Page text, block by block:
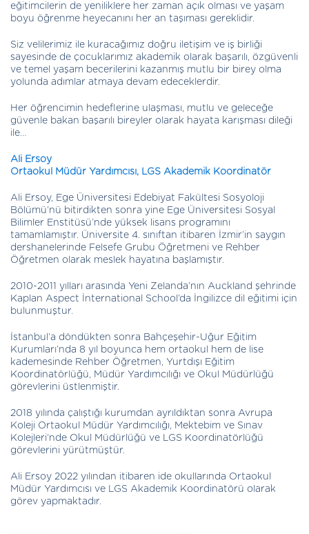
eğitimcilerin de yeniliklere her zaman açık olması ve yaşam
boyu öğrenme heyecanını her an taşıması gereklidir.
Siz velilerimiz ile kuracağımız doğru iletişim ve iş birliği
sayesinde de çocuklarımız akademik olarak başarılı, özgüvenli
ve temel yaşam becerilerini kazanmış mutlu bir birey olma
yolunda adımlar atmaya devam edeceklerdir.
Her öğrencimin hedeflerine ulaşması, mutlu ve geleceğe
güvenle bakan başarılı bireyler olarak hayata karışması dileği
ile…
Ali Ersoy
Ortaokul Müdür Yardımcısı, LGS Akademik Koordinatör
Ali Ersoy, Ege Üniversitesi Edebiyat Fakültesi Sosyoloji
Bölümü’nü bitirdikten sonra yine Ege Üniversitesi Sosyal
Bilimler Enstitüsü’nde yüksek lisans programını
tamamlamıştır. Üniversite 4. sınıftan itibaren İzmir’in saygın
dershanelerinde Felsefe Grubu Öğretmeni ve Rehber
Öğretmen olarak meslek hayatına başlamıştır.
2010-2011 yılları arasında Yeni Zelanda’nın Auckland şehrinde
Kaplan Aspect İnternational School’da İngilizce dil eğitimi için
bulunmuştur.
İstanbul’a döndükten sonra Bahçeşehir-Uğur Eğitim
Kurumları’nda 8 yıl boyunca hem ortaokul hem de lise
kademesinde Rehber Öğretmen, Yurtdışı Eğitim
Koordinatörlüğü, Müdür Yardımcılığı ve Okul Müdürlüğü
görevlerini üstlenmiştir.
2018 yılında çalıştığı kurumdan ayrıldıktan sonra Avrupa
Koleji Ortaokul Müdür Yardımcılığı, Mektebim ve Sınav
Kolejleri’nde Okul Müdürlüğü ve LGS Koordinatörlüğü
görevlerini yürütmüştür.
Ali Ersoy 2022 yılından itibaren ide okullarında Ortaokul
Müdür Yardımcısı ve LGS Akademik Koordinatörü olarak
görev yapmaktadır.